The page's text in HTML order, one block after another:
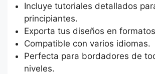
Incluye tutoriales detallados
principiantes.
Exporta tus diseños en
Compatible con varios idiomas.
Perfecta para bordadores de
niveles.